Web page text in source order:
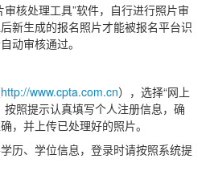
核处理工具”软件，自行进行照片审
新生成的报名照片才能被报名平台识
动审核通过。
http://www.cpta.com.cn），选择“网上
照提示认真填写个人注册信息，确
，并上传已处理好的照片。
历、学位信息，登录时请按照系统提